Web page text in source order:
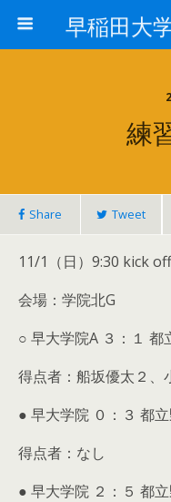
練
Share Tweet
11/1（日）9:30 kick off
会場：学院北G
○ 早大学院A ３：１
得点者：船坂優太２、
● 早大学院 ０：３ 都
得点者：なし
● 早大学院 ２：５ 都